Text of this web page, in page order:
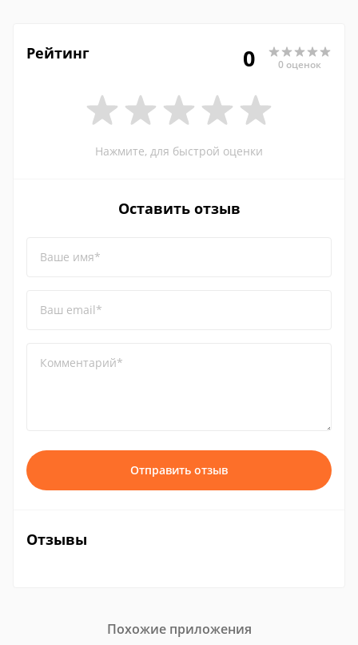
Рейтинг 0 0 оценок
Нажмите, для быстрой оценки
Оставить отзыв
Ваше имя*
Ваш email*
Комментарий*
Отправить отзыв
Отзывы
Похожие приложения